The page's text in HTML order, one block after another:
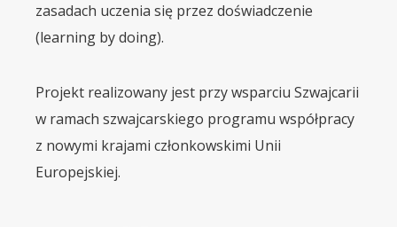
zasadach uczenia się przez doświadczenie
(learning by doing).
Projekt realizowany jest przy wsparciu Szwajcarii
w ramach szwajcarskiego programu współpracy
z nowymi krajami członkowskimi Unii
Europejskiej.